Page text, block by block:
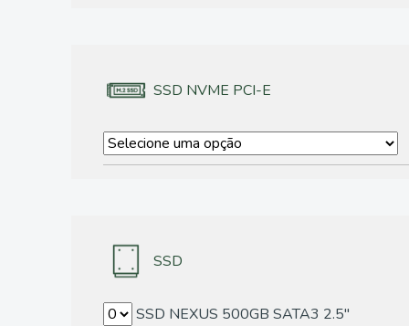
SSD NVME PCI-E
SSD
SSD NEXUS 500GB SATA3 2.5"